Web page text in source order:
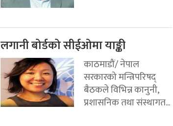
लगानी बोर्डको सीईओमा याङ्की
काठमाडौं/ नेपाल
सरकारको मन्त्रिपरिषद्
बैठकले विभिन्न कानुनी,
प्रशासनिक तथा संस्थागत...